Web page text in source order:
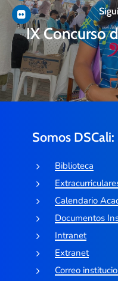
IX Concurso
Somos DSCali:
Biblioteca
Calendario
Documentos
Intranet
Extranet
Correo